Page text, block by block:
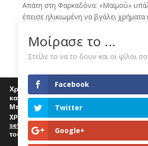
Απάτη στη Φαρκαδόνα: «Μαϊμού»
έπεισε ηλικιωμένη να βγάλει
Νέα στρατηγική κίνηση της ΔΕΗ με
θυγατρικών στην Πολωνία και
Το σήμα από την 3η κίνηση της ΔΕΗ,
deal - Euro2day
Eκρήξεις μέσα στη νύχτα σε
Άρτα - Δείτε βίντεο - Skai.gr
ECO NEWS BY ΔΕΗ - Skai.gr
Χρησιμοποιούμε cookies για να σας
καλύτερη εμπειρία περιήγησης στον
Μπορείτε να μάθετε περισσότερα για τα
χρησιμοποιούμε
settings.
Επιλέγοντας "Αποδοχή"
τους.
Μοίρασε το ...
Στείλε το να το δουν και οι φίλοι
Facebook
Twitter
Google+